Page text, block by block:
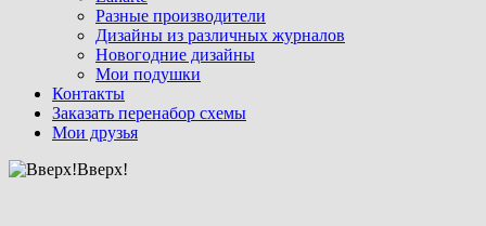
Разные производители
Дизайны из различных журналов
Новогодние дизайны
Мои подушки
Контакты
Заказать перенабор схемы
Мои друзья
Вверх!